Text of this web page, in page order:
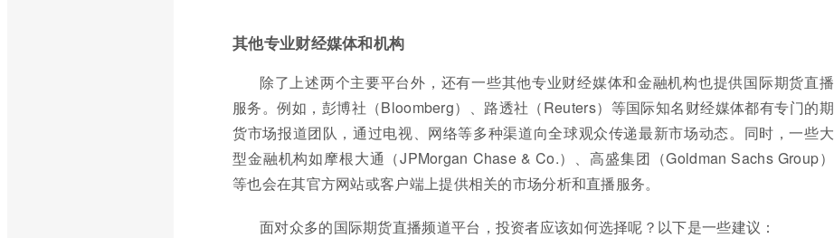
其他专业财经媒体和机构
除了上述两个主要平台外，还有一些其他专业财经媒体和金融机构也提供国际期货直播
服务。例如，彭博社（Bloomberg）、路透社（Reuters）等国际知名财经媒体都有专门的期
货市场报道团队，通过电视、网络等多种渠道向全球观众传递最新市场动态。同时，一些大
型金融机构如摩根大通（JPMorgan Chase & Co.）、高盛集团（Goldman Sachs Group）
等也会在其官方网站或客户端上提供相关的市场分析和直播服务。
面对众多的国际期货直播频道平台，投资者应该如何选择呢？以下是一些建议：